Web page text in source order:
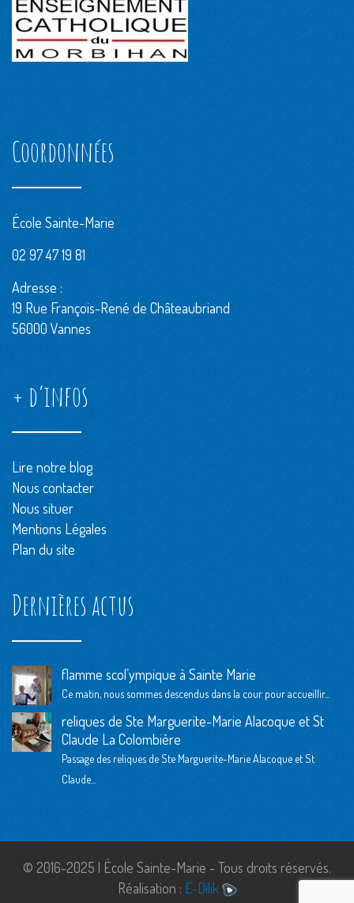
Coordonnées
École Sainte-Marie
02 97 47 19 81
Adresse :
19 Rue François-René de Châteaubriand
56000 Vannes
+ d’infos
Lire notre blog
Nous contacter
Nous situer
Mentions Légales
Plan du site
Dernières actus
flamme scol’ympique à Sainte Marie
Ce matin, nous sommes descendus dans la cour pour accueillir...
reliques de Ste Marguerite-Marie Alacoque et St
Claude La Colombière
Passage des reliques de Ste Marguerite-Marie Alacoque et St
Claude...
© 2016-2025 | École Sainte-Marie - Tous droits réservés.
Réalisation : E-Dilik